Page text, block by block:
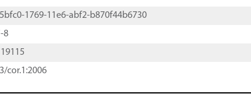
1769-11e6-abf2-b870f44b6730
8
19115
cor.1:2006